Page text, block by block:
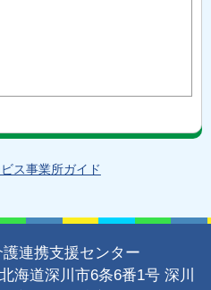
ス事業所ガイド
連携支援センター
海道深川市6条6番1号 深川